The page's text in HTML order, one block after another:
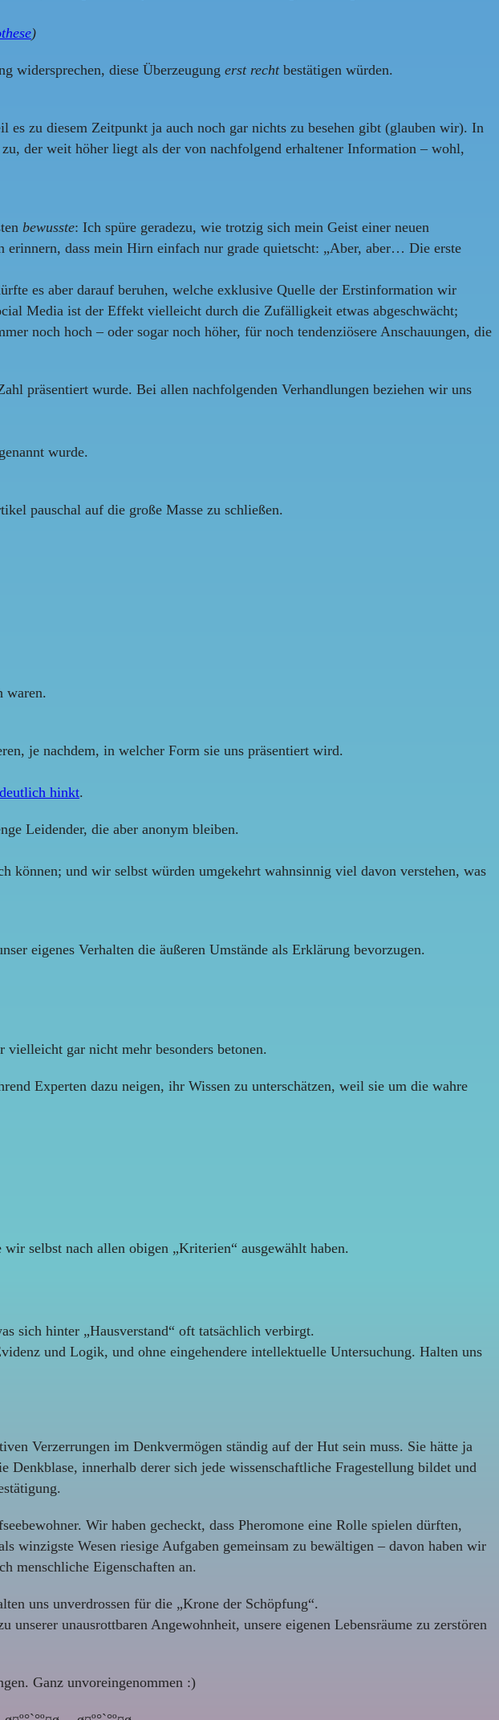
)
widersprechen, diese Überzeugung erst rechtbestätigen würden.
es zu diesem Zeitpunkt ja auch noch gar nichts zu besehen gibt (glauben wir). In
der weit höher liegt als der von nachfolgend erhaltener Information – wohl,
bewusste: Ich spüre geradezu, wie trotzig sich mein Geist einer neuen
dass mein Hirn einfach nur grade quietscht: „Aber, aber… Die erste
es aber darauf beruhen, welche exklusive Quelle der Erstinformation wir
Media ist der Effekt vielleicht durch die Zufälligkeit etwas abgeschwächt;
noch hoch – oder sogar noch höher, für noch tendenziösere Anschauungen, die
präsentiert wurde. Bei allen nachfolgenden Verhandlungen beziehen wir uns
wurde.
pauschal auf die große Masse zu schließen.
waren.
je nachdem, in welcher Form sie uns präsentiert wird.
hinkt.
Leidender, die aber anonym bleiben.
können; und wir selbst würden umgekehrt wahnsinnig viel davon verstehen, was
eigenes Verhalten die äußeren Umstände als Erklärung bevorzugen.
vielleicht gar nicht mehr besonders betonen.
Experten dazu neigen, ihr Wissen zu unterschätzen, weil sie um die wahre
selbst nach allen obigen „Kriterien“ ausgewählt haben.
sich hinter „Hausverstand“ oft tatsächlich verbirgt.
und Logik, und ohne eingehendere intellektuelle Untersuchung. Halten uns
Verzerrungen im Denkvermögen ständig auf der Hut sein muss. Sie hätte ja
innerhalb derer sich jede wissenschaftliche Fragestellung bildet und
Wir haben gecheckt, dass Pheromone eine Rolle spielen dürften,
winzigste Wesen riesige Aufgaben gemeinsam zu bewältigen – davon haben wir
menschliche Eigenschaften an.
uns unverdrossen für die „Krone der Schöpfung“.
unausrottbaren Angewohnheit, unsere eigenen Lebensräume zu zerstören
Ganz unvoreingenommen :)